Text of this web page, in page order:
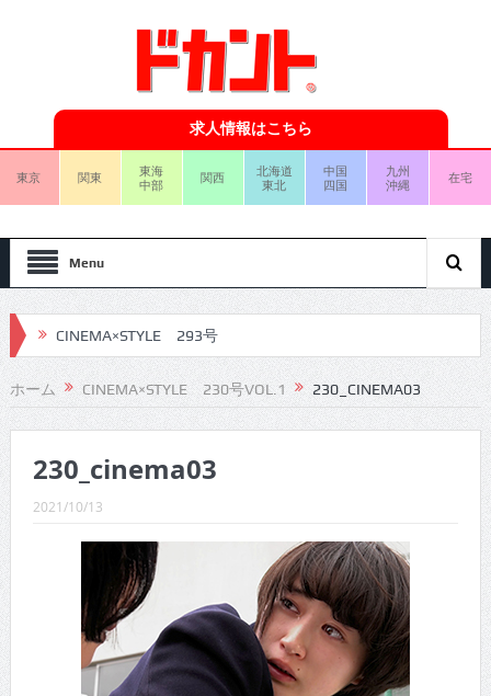
求人情報はこちら
東京 関東
東海
中部
関西
北海道
東北
中国
四国
九州
沖縄
在宅
Menu
CINEMA×STYLE 293号
CINEMA×STYLE 292号
CINEMA×STYLE 291号
CINEMA×STYLE 290号
CINEMA×STYLE 289号
CINEMA×STYLE 288号
CINEMA×STYLE 287号
CINEMA×STYLE 286号
CINEMA×STYLE 285号
ホーム CINEMA×STYLE 230号VOL.1 230_CINEMA03
230_cinema03
2021/10/13